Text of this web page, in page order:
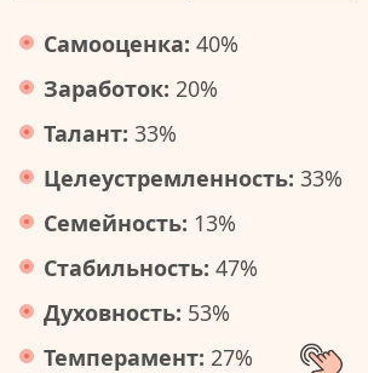
Самооценка: 40%
Заработок: 20%
Талант: 33%
Целеустремленность: 33%
Семейность: 13%
Стабильность: 47%
Духовность: 53%
Темперамент: 27%